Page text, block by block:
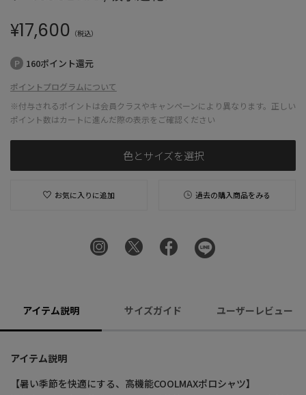
¥17,600 （税込）
160ポイント還元
ポイントプログラムについて
※付与されるポイントは会員クラスやキャンペーンにより異なります。正しい
ポイント数はカートに進んだ際の表示をご確認ください
色とサイズを選択
お気に入りに追加 過去の購入商品をみる
アイテム説明 サイズガイド ユーザーレビュー
アイテム説明
【暑い季節を快適にする、高機能COOLMAXポロシャツ】